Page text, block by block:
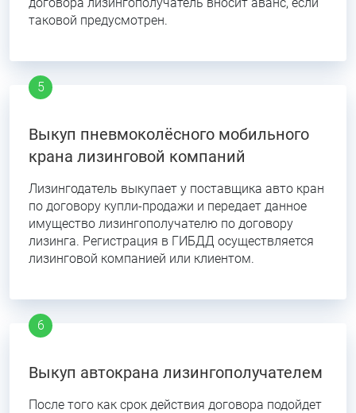
таковой предусмотрен.
Выкуп пневмоколёсного мобильного
крана лизинговой компаний
Лизингодатель выкупает у поставщика авто кран
по договору купли-продажи и передает данное
имущество лизингополучателю по договору
лизинга. Регистрация в ГИБДД осуществляется
лизинговой компанией или клиентом.
Выкуп автокрана лизингополучателем
После того как срок действия договора подойдет